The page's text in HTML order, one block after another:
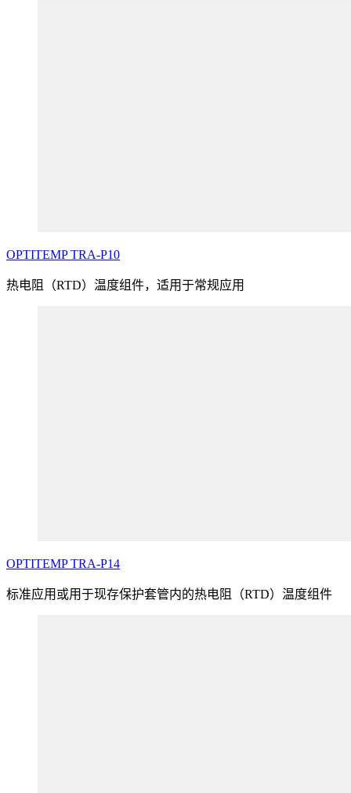
OPTITEMP TRA-P10
热电阻（RTD）温度组件，适用于常规应用
OPTITEMP TRA-P14
标准应用或用于现存保护套管内的热电阻（RTD）温度组件